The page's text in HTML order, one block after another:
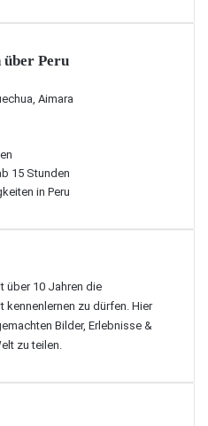
über Peru
Aimara
15 Stunden
in Peru
über 10 Jahren die
kennenlernen zu dürfen. Hier
Bilder, Erlebnisse &
zu teilen.